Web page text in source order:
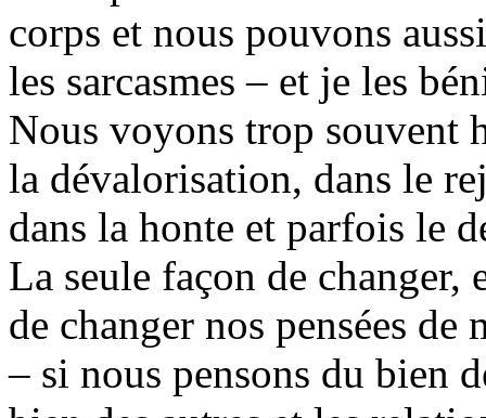
corps et nous pouvons
les sarcasmes – et je les
Nous voyons trop souvent
la dévalorisation, dans le
dans la honte et parfois le
La seule façon de changer,
de changer nos pensées
– si nous pensons du bien